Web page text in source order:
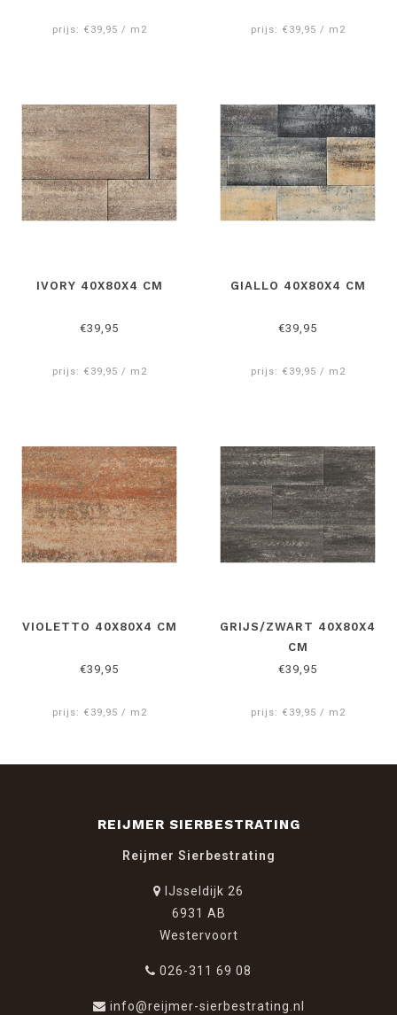
Reijmer sierbestrating
bent u aan het juiste adres voor
prijs: €39,95 / m2 prijs: €39,95 / m2
IVORY 40X80X4 CM
€39,95
prijs: €39,95 / m2
GIALLO 40X80X4 CM
€39,95
prijs: €39,95 / m2
VIOLETTO 40X80X4 CM
€39,95
prijs: €39,95 / m2
GRIJS/ZWART 40X80X4
CM
€39,95
prijs: €39,95 / m2
REIJMER SIERBESTRATING
Reijmer Sierbestrating
IJsseldijk 26
6931 AB
Westervoort
026-311 69 08
info@reijmer-sierbestrating.nl